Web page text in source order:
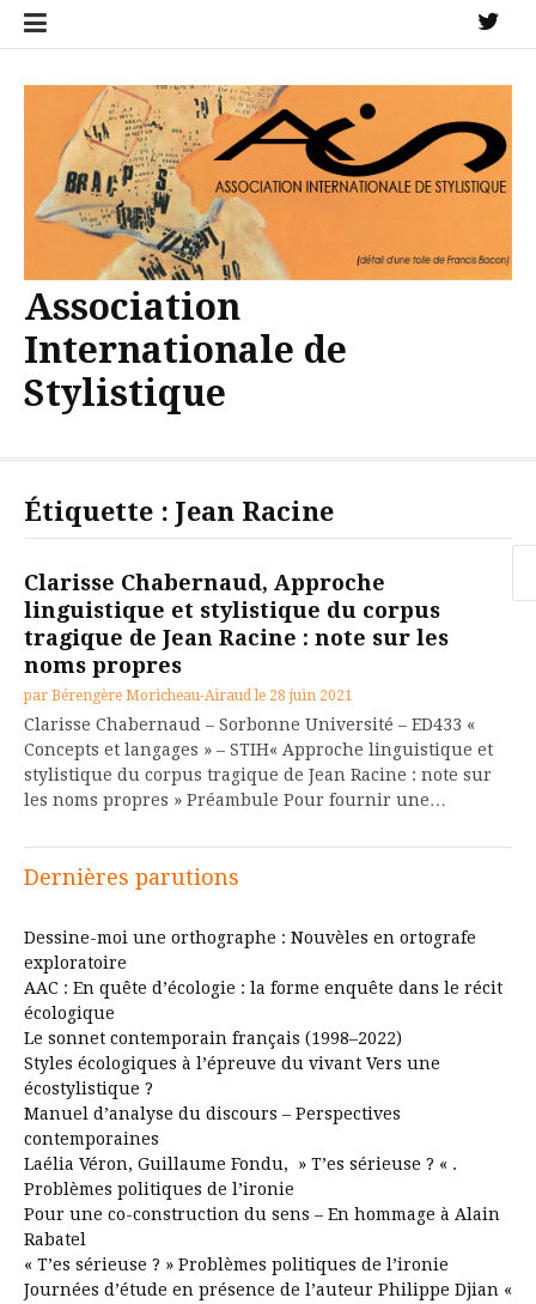
Aller
Association
Internationale de
Stylistique
Étiquette : Jean Racine
Clarisse Chabernaud, Approche
linguistique et stylistique du corpus
tragique de Jean Racine : note sur les
noms propres
par Bérengère Moricheau-Airaud le 28 juin 2021
Clarisse Chabernaud – Sorbonne Université – ED433 «
Concepts et langages » – STIH« Approche linguistique et
stylistique du corpus tragique de Jean Racine : note sur
les noms propres » Préambule Pour fournir une…
Dernières parutions
Dessine-moi une orthographe : Nouvèles en ortografe
exploratoire
AAC : En quête d’écologie : la forme enquête dans le récit
écologique
Le sonnet contemporain français (1998–2022)
Styles écologiques à l’épreuve du vivant Vers une
écostylistique ?
Manuel d’analyse du discours – Perspectives
contemporaines
Laélia Véron, Guillaume Fondu, » T’es sérieuse ? « .
Problèmes politiques de l’ironie
Pour une co-construction du sens – En hommage à Alain
Rabatel
« T’es sérieuse ? » Problèmes politiques de l’ironie
Journées d’étude en présence de l’auteur Philippe Djian «